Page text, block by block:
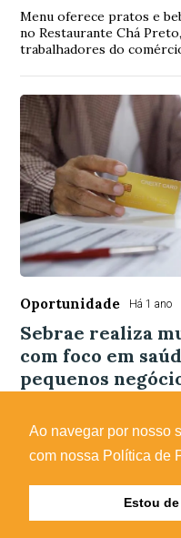
Ao navegar por nosso
com nossa Política de
Estou
Menu oferece pratos e
no Restaurante Chá
trabalhadores do
Oportunidade Há 1 ano
Sebrae realiza
com foco em
pequenos
Ação vai facilitar o
de dívidas, duas das
empreendedores